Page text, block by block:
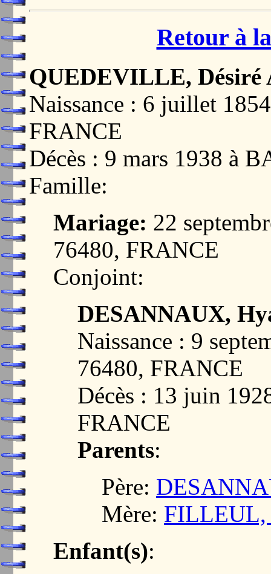
Retour à
QUEDEVILLE, Désiré
Naissance : 6 juillet
FRANCE
Décès : 9 mars 1938 à
Famille:
Mariage: 22
76480, FRANCE
Conjoint:
DESANNAUX,
Naissance : 9
76480, FRANCE
Décès : 13 juin
FRANCE
Parents:
Père:
Mère: FILLEUL,
Enfant(s):